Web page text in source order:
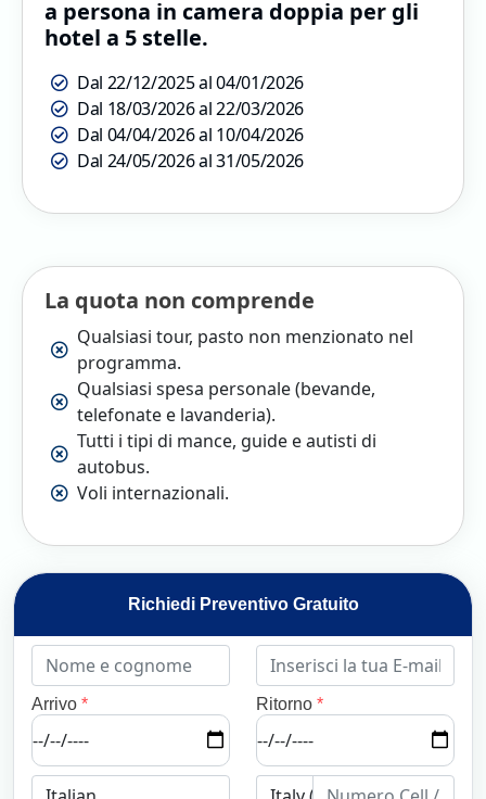
a persona in camera doppia per gli
hotel a 5 stelle.
Dal 22/12/2025 al 04/01/2026
Dal 18/03/2026 al 22/03/2026
Dal 04/04/2026 al 10/04/2026
Dal 24/05/2026 al 31/05/2026
La quota non comprende
Qualsiasi tour, pasto non menzionato nel
programma.
Qualsiasi spesa personale (bevande,
telefonate e lavanderia).
Tutti i tipi di mance, guide e autisti di
autobus.
Voli internazionali.
Richiedi Preventivo Gratuito
Arrivo * Ritorno *